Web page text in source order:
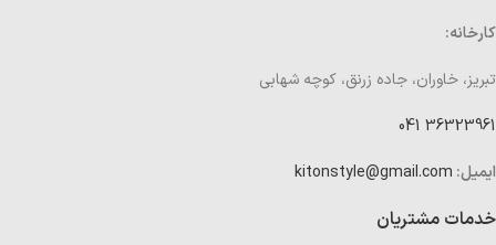
کارخانه:
تبریز، خاوران، جاده زرنق، کوچه شهابی
36323961 041
ایمیل: kitonstyle@gmail.com
خدمات مشتریان